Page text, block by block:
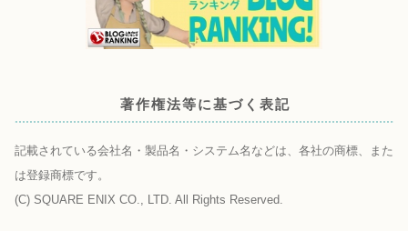
著作権法等に基づく表記
記載されている会社名・製品名・システム名などは、各社の商標、また
は登録商標です。
(C) SQUARE ENIX CO., LTD. All Rights Reserved.